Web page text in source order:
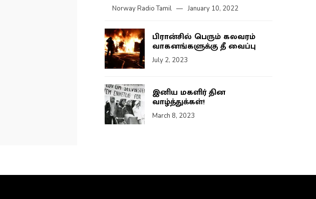
Norway Radio Tamil January 10, 2022
பிரான்சில் பெரும் கலவரம்
வாகனங்களுக்கு தீ வைப்பு
July 2, 2023
இனிய மகளிர் தின
வாழ்த்துக்கள்!
March 8, 2023